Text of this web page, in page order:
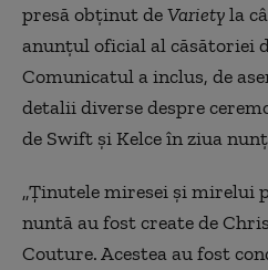
presă obţinut deVarietyla
anunţul oficial al căsătoriei
Comunicatul a inclus, de
detalii diverse despre
de Swift şi Kelce în ziua
„Ţinutele miresei şi mirelui
nuntă au fost create de
Couture. Acestea au fost